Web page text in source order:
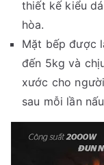
thiết kế kiểu
hòa.
Mặt bếp được
đến 5kg và
xước cho
sau mỗi lần nấu